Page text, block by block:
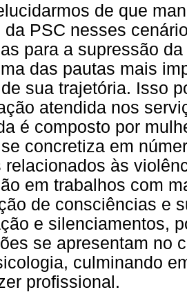
de que
da PSC nesses
para a supressão
das pautas mais
sua trajetória. Isso
atendida nos
é composto por
concretiza em
relacionados às
em trabalhos com
de consciências e
e silenciamentos,
se apresentam no
culminando
profissional.